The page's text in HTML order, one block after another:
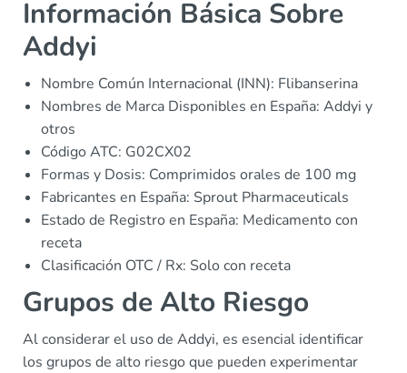
Información Básica Sobre
Addyi
Nombre Común Internacional (INN): Flibanserina
Nombres de Marca Disponibles en España: Addyi y
otros
Código ATC: G02CX02
Formas y Dosis: Comprimidos orales de 100 mg
Fabricantes en España: Sprout Pharmaceuticals
Estado de Registro en España: Medicamento con
receta
Clasificación OTC / Rx: Solo con receta
Grupos de Alto Riesgo
Al considerar el uso de Addyi, es esencial identificar
los grupos de alto riesgo que pueden experimentar